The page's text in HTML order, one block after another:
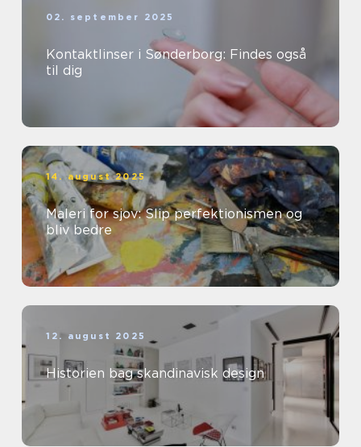
02. september 2025
Kontaktlinser i Sønderborg: Findes også
til dig
14. august 2025
Maleri for sjov: Slip perfektionismen og
bliv bedre
12. august 2025
Historien bag skandinavisk design